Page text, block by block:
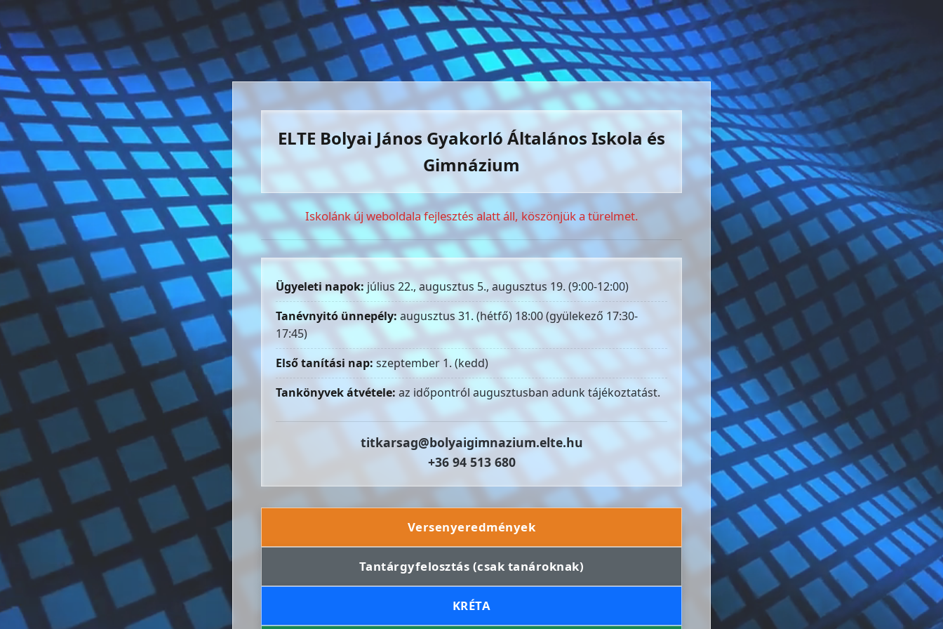
ELTE Bolyai János Gyakorló Általános Iskola és
Gimnázium
Iskolánk új weboldala fejlesztés alatt áll, köszönjük a türelmet.
Ügyeleti napok:július 22., augusztus 5., augusztus 19. (9:00-12:00)
Tanévnyitó ünnepély:augusztus 31. (hétfő) 18:00 (gyülekező 17:30-
17:45)
Első tanítási nap:szeptember 1. (kedd)
Tankönyvek átvétele: az időpontról augusztusban adunk tájékoztatást.
titkarsag@bolyaigimnazium.elte.hu
+36 94 513 680
Versenyeredmények
Tantárgyfelosztás (csak tanároknak)
KRÉTA